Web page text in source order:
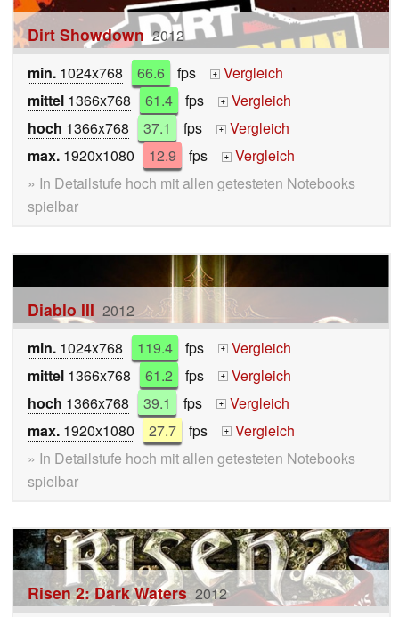
Dirt Showdown 2012
min. 1024x768 66.6 fps +
Vergleich
mittel 1366x768 61.4 fps +
Vergleich
hoch 1366x768 37.1 fps +
Vergleich
max. 1920x1080 12.9 fps +
Vergleich
» In Detailstufe hoch mit allen getesteten Notebooks
spielbar
Diablo III 2012
min. 1024x768 119.4 fps +
Vergleich
mittel 1366x768 61.2 fps +
Vergleich
hoch 1366x768 39.1 fps +
Vergleich
max. 1920x1080 27.7 fps +
Vergleich
» In Detailstufe hoch mit allen getesteten Notebooks
spielbar
Risen 2: Dark Waters 2012